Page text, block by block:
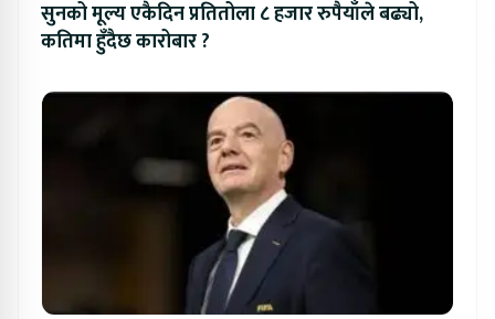
सुनको मूल्य एकैदिन प्रतितोला ८ हजार रुपैयाँले बढ्यो,
कतिमा हुँदैछ कारोबार ?